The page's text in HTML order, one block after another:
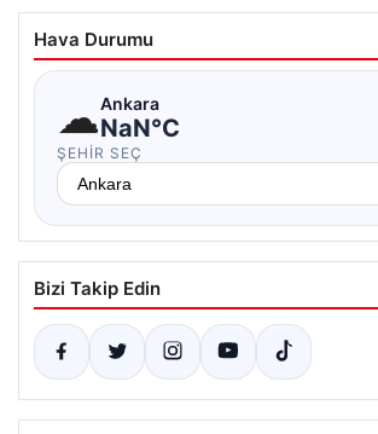
Hava Durumu
☁Ankara
NaN°C
ŞEHIR SEÇ
Bizi Takip Edin